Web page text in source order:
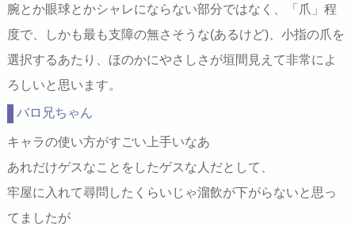
腕とか眼球とかシャレにならない部分ではなく、「爪」程
度で、しかも最も支障の無さそうな(あるけど)、小指の爪を
選択するあたり、ほのかにやさしさが垣間見えて非常によ
ろしいと思います。
バロ兄ちゃん
キャラの使い方がすごい上手いなあ
あれだけゲスなことをしたゲスな人だとして、
牢屋に入れて尋問したくらいじゃ溜飲が下がらないと思っ
てましたが